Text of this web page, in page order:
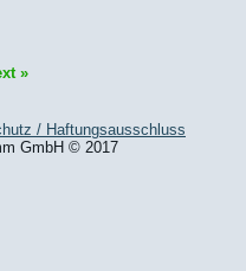
»
/ Haftungsausschluss
GmbH © 2017